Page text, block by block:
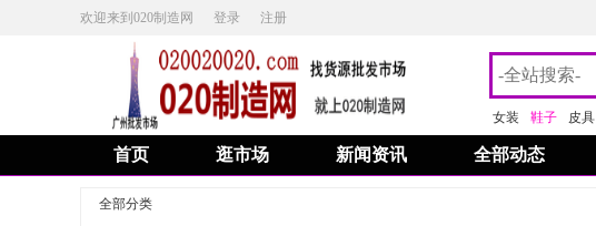
欢迎来到020制造网 登录 注册
女装 鞋子 皮具
首页 逛市场 新闻资讯 全部动态
全部分类